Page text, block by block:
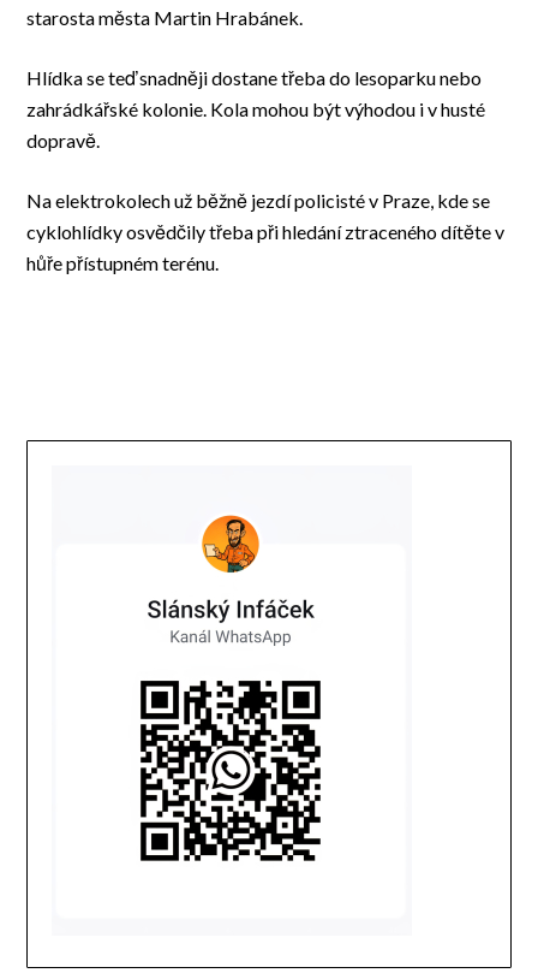
starosta města Martin Hrabánek.
Hlídka se teď snadněji dostane třeba do lesoparku nebo
zahrádkářské kolonie. Kola mohou být výhodou i v husté
dopravě.
Na elektrokolech už běžně jezdí policisté v Praze, kde se
cyklohlídky osvědčily třeba při hledání ztraceného dítěte v
hůře přístupném terénu.